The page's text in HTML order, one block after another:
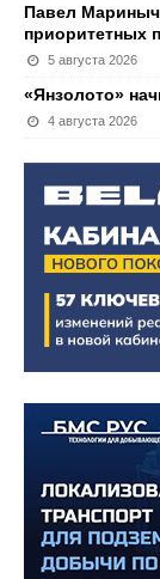
Павел
приоритетных
5 августа 2026
«Янзолото»
4 августа 2026